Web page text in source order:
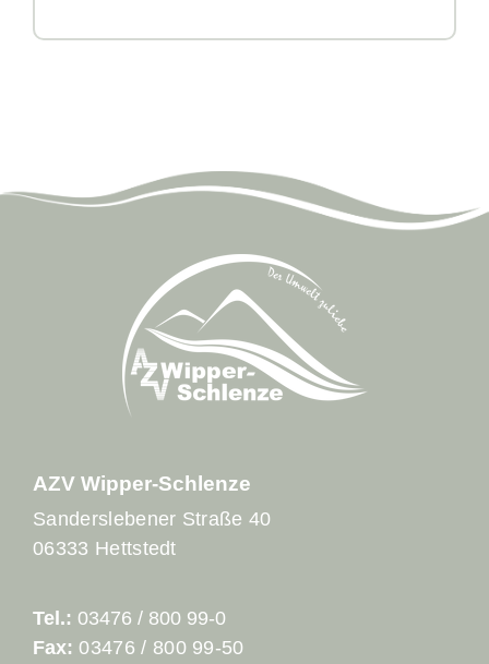
Ort: 06333 Hettstedt, Sanderslebener
AZV Wipper-Schlenze
Sanderslebener Straße 40
06333 Hettstedt
Tel.: 03476 / 800 99-0
Fax: 03476 / 800 99-50